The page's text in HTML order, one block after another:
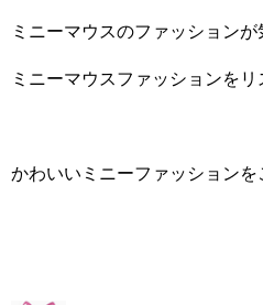
ミニーマウスのファッションが
ミニーマウスファッションをリ
かわいいミニーファッション